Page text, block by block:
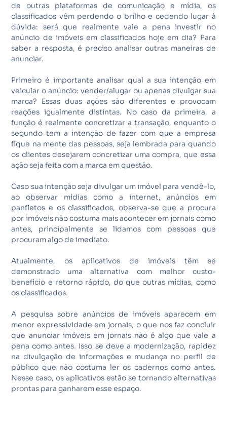
de outras plataformas de comunicação e mídia, os
classificados vêm perdendo o brilho e cedendo lugar à
dúvida: será que realmente vale a pena investir no
anúncio de imóveis em classificados hoje em dia? Para
saber a resposta, é preciso analisar outras maneiras de
anunciar.
Primeiro é importante analisar qual a sua intenção em
veicular o anúncio: vender/alugar ou apenas divulgar sua
marca? Essas duas ações são diferentes e provocam
reações igualmente distintas. No caso da primeira, a
função é realmente concretizar a transação, enquanto o
segundo tem a intenção de fazer com que a empresa
fique na mente das pessoas, seja lembrada para quando
os clientes desejarem concretizar uma compra, que essa
ação seja feita com a marca em questão.
Caso sua intenção seja divulgar um imóvel para vendê-lo,
ao observar mídias como a internet, anúncios em
panfletos e os classificados, observa-se que a procura
por imóveis não costuma mais acontecer em jornais como
antes, principalmente se lidamos com pessoas que
procuram algo de imediato.
Atualmente, os aplicativos de imóveis têm se
demonstrado uma alternativa com melhor custo-
benefício e retorno rápido, do que outras mídias, como
os classificados.
A pesquisa sobre anúncios de imóveis aparecem em
menor expressividade em jornais, o que nos faz concluir
que anunciar imóveis em jornais não é algo que vale a
pena como antes. Isso se deve a modernização, rapidez
na divulgação de informações e mudança no perfil de
público que não costuma ler os cadernos como antes.
Nesse caso, os aplicativos estão se tornando alternativas
prontas para ganharem esse espaço.